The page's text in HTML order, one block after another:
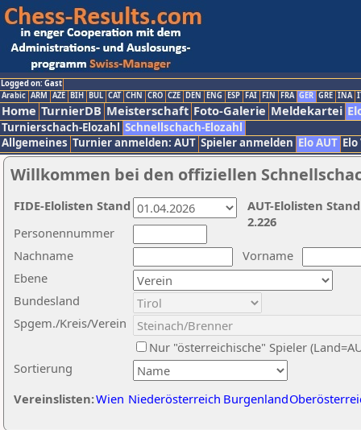
Logged on: Gast
Arabic ARM AZE BIH BUL CAT CHN CRO CZE DEN ENG ESP FAI FIN FRA GER GRE INA
Home TurnierDB Meisterschaft Foto-Galerie Meldekartei
Turnierschach-Elozahl Schnellschach-Elozahl
Allgemeines Turnier anmelden: AUT Spieler anmelden Elo AUT
Willkommen bei den offiziellen
Nachname
Vorname
Ebene
Sortierung
Personennummer
Bundesland
Spgem./Kreis/Verein
Nur "österreichische" Spieler
Vereinslisten:Wien Niederösterreich Burgenland
AUT-Elolisten
2.226
FIDE-Elolisten Stand